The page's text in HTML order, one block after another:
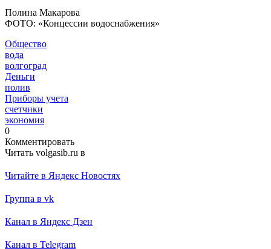
Полина Макарова
ФОТО: «Концессии водоснабжения»
Общество
вода
волгоград
Деньги
полив
Приборы учета
счетчики
экономия
0
Комментировать
Читать volgasib.ru в
Читайте в Яндекс Новостях
Группа в vk
Канал в Яндекс Дзен
Канал в Telegram